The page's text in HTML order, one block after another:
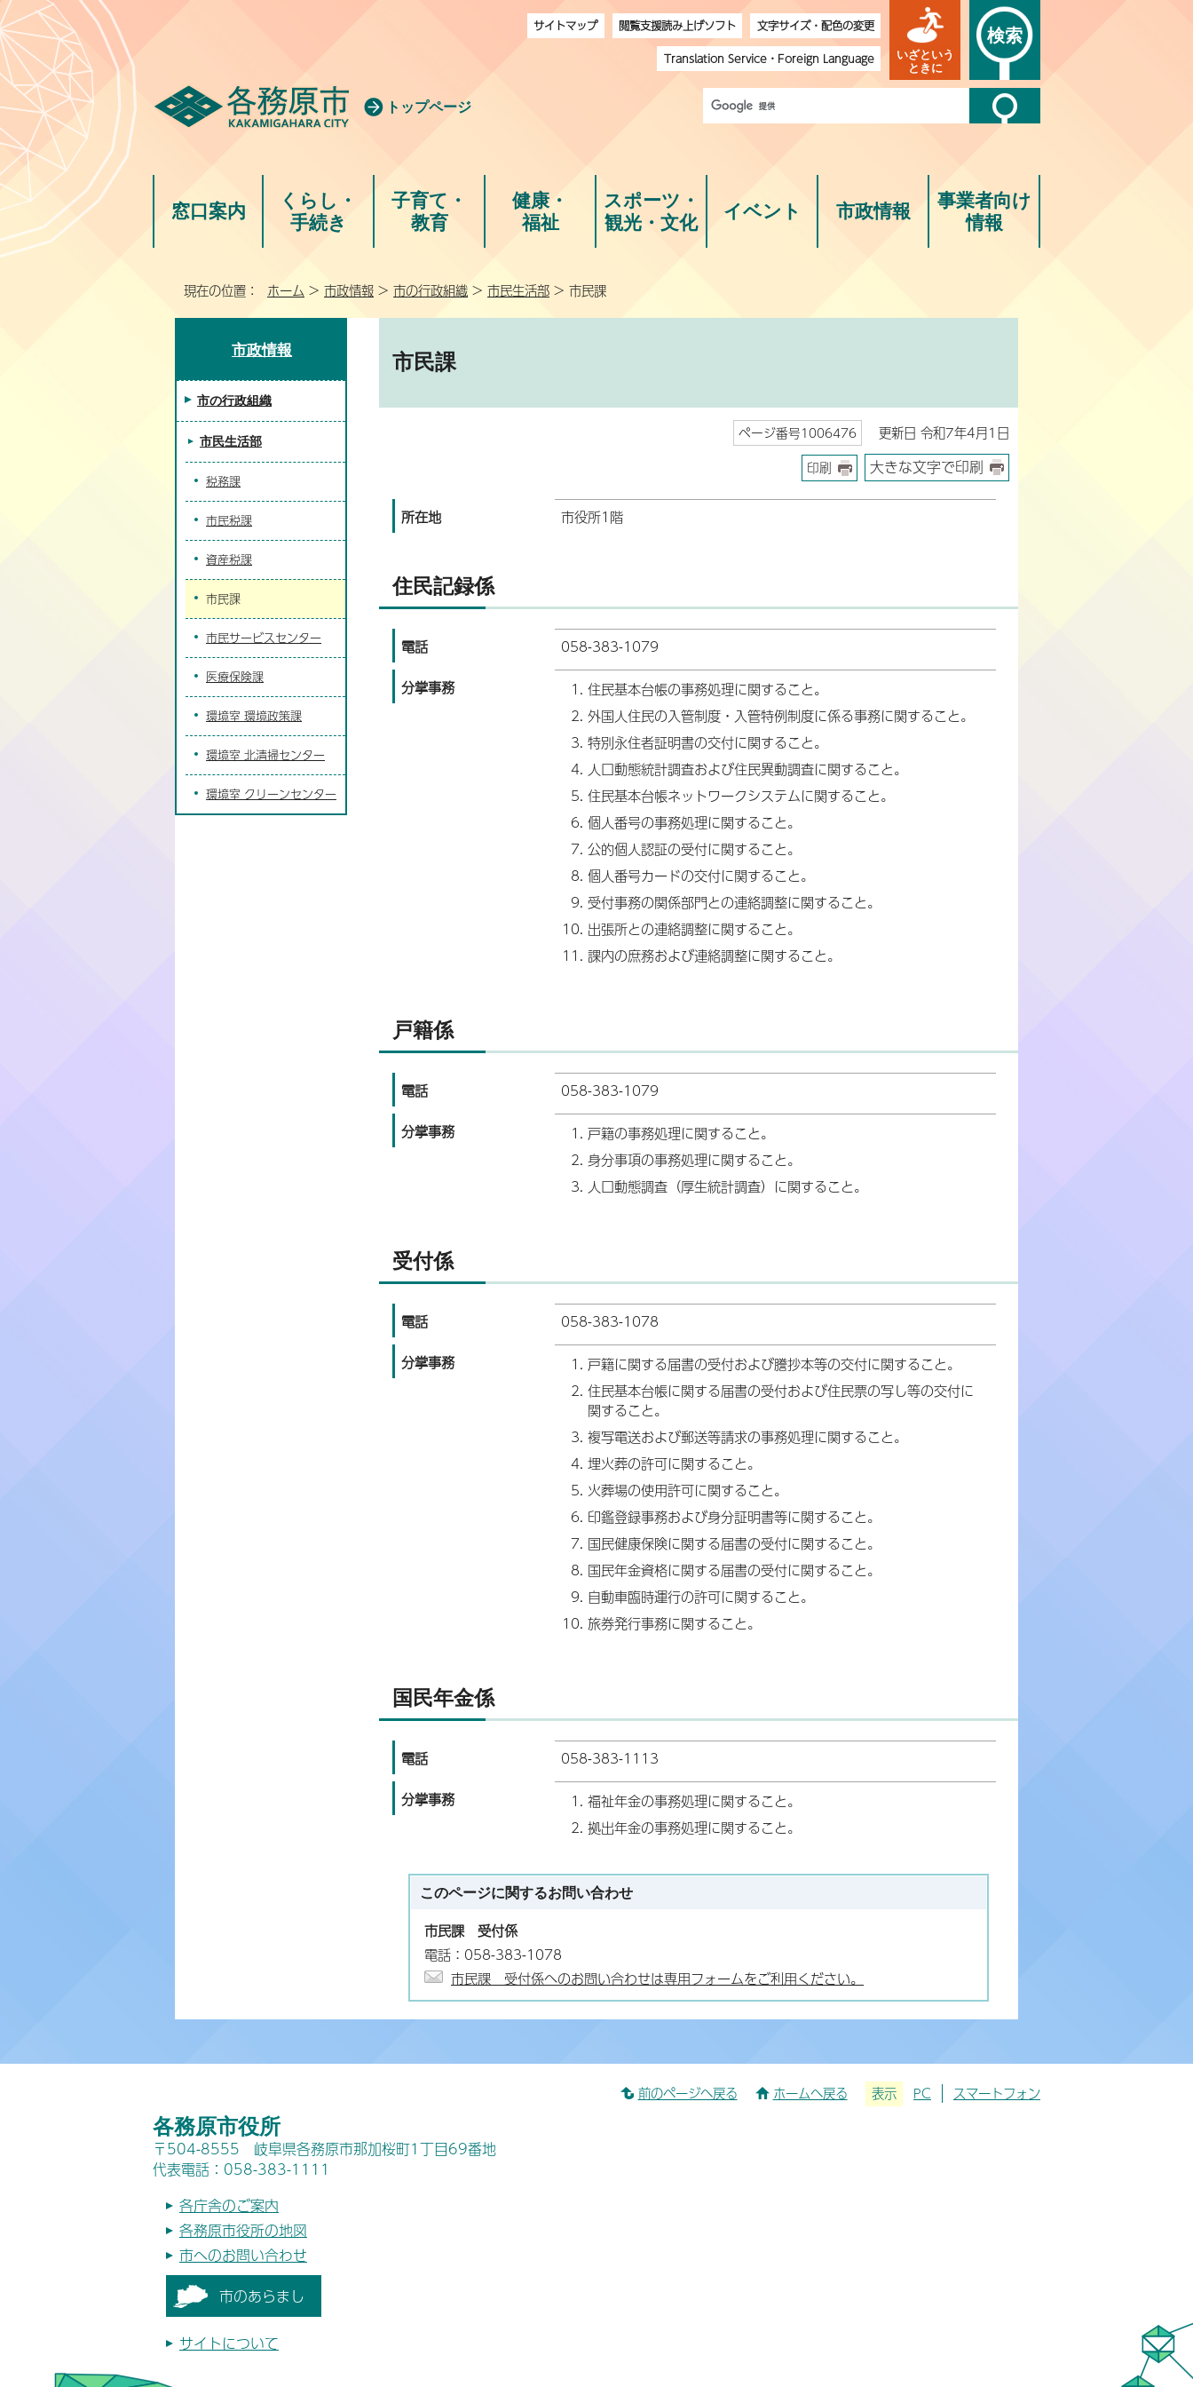
トップページ
サイトマップ 閲覧支援読み上げソフト
文字サイズ・配色の変更
Translation Service・ Foreign Language
いざという
ときに
検索
窓口案内
くらし・
手続き
子育て・
教育
健康・
福祉
スポーツ・
観光・文化
イベント 市政情報
事業者向け
情報
現在の位置： ホーム > 市政情報 > 市の行政組織 > 市民生活部 > 市民課
市民課
ページ番号1006476 更新日 令和7年4月1日
印刷 大きな文字で印刷
所在地 市役所1階
住民記録係
電話
058-383-1079
分掌事務
住民基本台帳の事務処理に関すること。
外国人住民の入管制度・入管特例制度に係る事務に関すること。
特別永住者証明書の交付に関すること。
人口動態統計調査および住民異動調査に関すること。
住民基本台帳ネットワークシステムに関すること。
個人番号の事務処理に関すること。
公的個人認証の受付に関すること。
個人番号カードの交付に関すること。
受付事務の関係部門との連絡調整に関すること。
出張所との連絡調整に関すること。
課内の庶務および連絡調整に関すること。
戸籍係
電話
058-383-1079
分掌事務
戸籍の事務処理に関すること。
身分事項の事務処理に関すること。
人口動態調査（厚生統計調査）に関すること。
受付係
電話
058-383-1078
分掌事務
戸籍に関する届書の受付および謄抄本等の交付に関すること。
住民基本台帳に関する届書の受付および住民票の写し等の交付に
関すること。
複写電送および郵送等請求の事務処理に関すること。
埋火葬の許可に関すること。
火葬場の使用許可に関すること。
印鑑登録事務および身分証明書等に関すること。
国民健康保険に関する届書の受付に関すること。
国民年金資格に関する届書の受付に関すること。
自動車臨時運行の許可に関すること。
旅券発行事務に関すること。
国民年金係
電話
058-383-1113
分掌事務
福祉年金の事務処理に関すること。
拠出年金の事務処理に関すること。
このページに関するお問い合わせ
市民課 受付係
電話：058-383-1078
市民課 受付係へのお問い合わせは専用フォームをご利用ください。
市政情報
市の行政組織
市民生活部
税務課
市民税課
資産税課
市民課
市民サービスセンター
医療保険課
環境室 環境政策課
環境室 北清掃センター
環境室 クリーンセンター
前のページへ戻る ホームへ戻る 表示 PC スマートフォン
各務原市役所
〒504-8555 岐阜県各務原市那加桜町1丁目69番地
代表電話：058-383-1111
各庁舎のご案内
各務原市役所の地図
市へのお問い合わせ
市のあらまし
サイトについて